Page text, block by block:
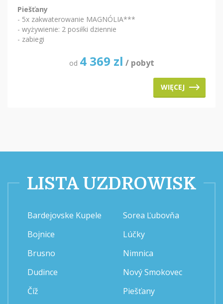
Piešťany
- 5x zakwaterowanie MAGNÓLIA***
- wyżywienie: 2 posiłki dziennie
- zabiegi
od 4 369 zl / pobyt
WIĘCEJ
LISTA UZDROWISK
Bardejovske Kupele
Bojnice
Brusno
Dudince
Číž
Sorea Ľubovňa
Lúčky
Nimnica
Nový Smokovec
Piešťany